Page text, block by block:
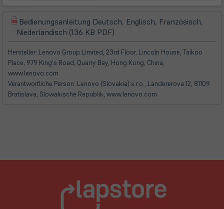
(öffnet
in
neuem
Tab)
Bedienungsanleitung Deutsch, Englisch, Französisch,
Niederländisch (136 KB PDF)
in
neuem
Tab)
Hersteller: Lenovo Group Limited, 23rd Floor, Lincoln House, Taikoo
Place, 979 King's Road, Quarry Bay, Hong Kong, China,
www.lenovo.com
Verantwortliche Person: Lenovo (Slovakia) s.r.o., Landererova 12, 81109
Bratislava, Slowakische Republik, www.lenovo.com